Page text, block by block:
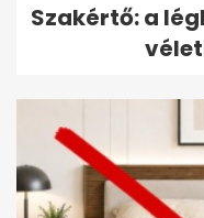
Szakértő: a